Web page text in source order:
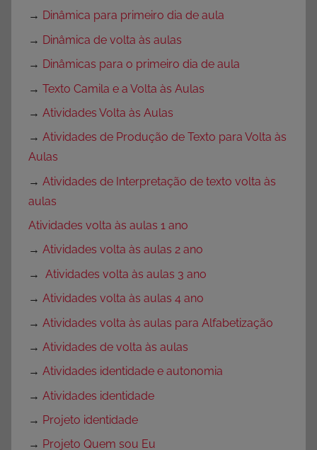
→ Dinâmica para primeiro dia de aula
→ Dinâmica de volta às aulas
→ Dinâmicas para o primeiro dia de aula
→ Texto Camila e a Volta às Aulas
→ Atividades Volta às Aulas
→ Atividades de Produção de Texto para Volta às
Aulas
→ Atividades de Interpretação de texto volta às
aulas
Atividades volta às aulas 1 ano
→ Atividades volta às aulas 2 ano
→ Atividades volta às aulas 3 ano
→ Atividades volta às aulas 4 ano
→ Atividades volta às aulas para Alfabetização
→ Atividades de volta às aulas
→ Atividades identidade e autonomia
→ Atividades identidade
→ Projeto identidade
→ Projeto Quem sou Eu